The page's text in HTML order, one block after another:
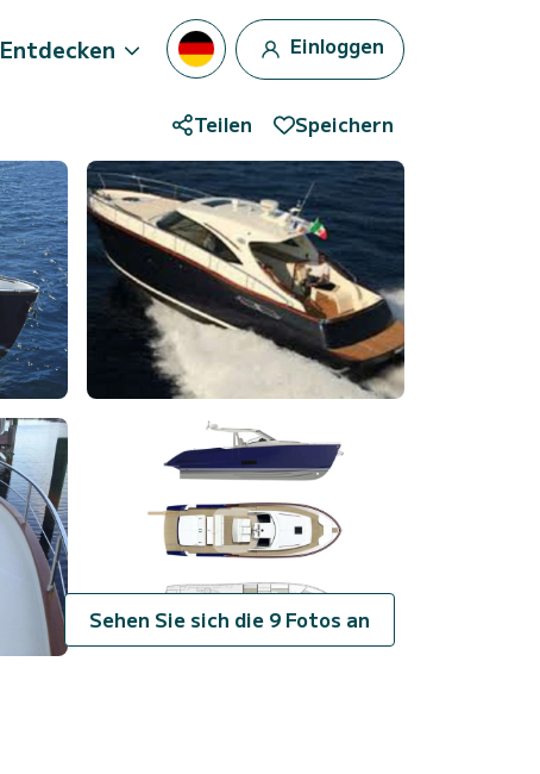
Entdecken Einloggen
Teilen Speichern
Sehen Sie sich die 9 Fotos an